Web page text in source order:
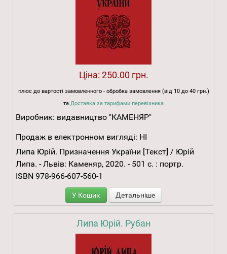
Ціна: 250.00 грн.
плюс до вартості замовленного - обробка замовлення (від 10 до 40 грн.)
та Доставка за тарифами перевізника
Виробник: видавництво "КАМЕНЯР"
Продаж в електронном вигляді: НІ
Липа Юрій. Призначення України [Текст] / Юрій
Липа. - Львів: Каменяр, 2020. - 501 с. : портр.
ISBN 978-966-607-560-1
У Кошик Детальніше
Липа Юрій. Рубан